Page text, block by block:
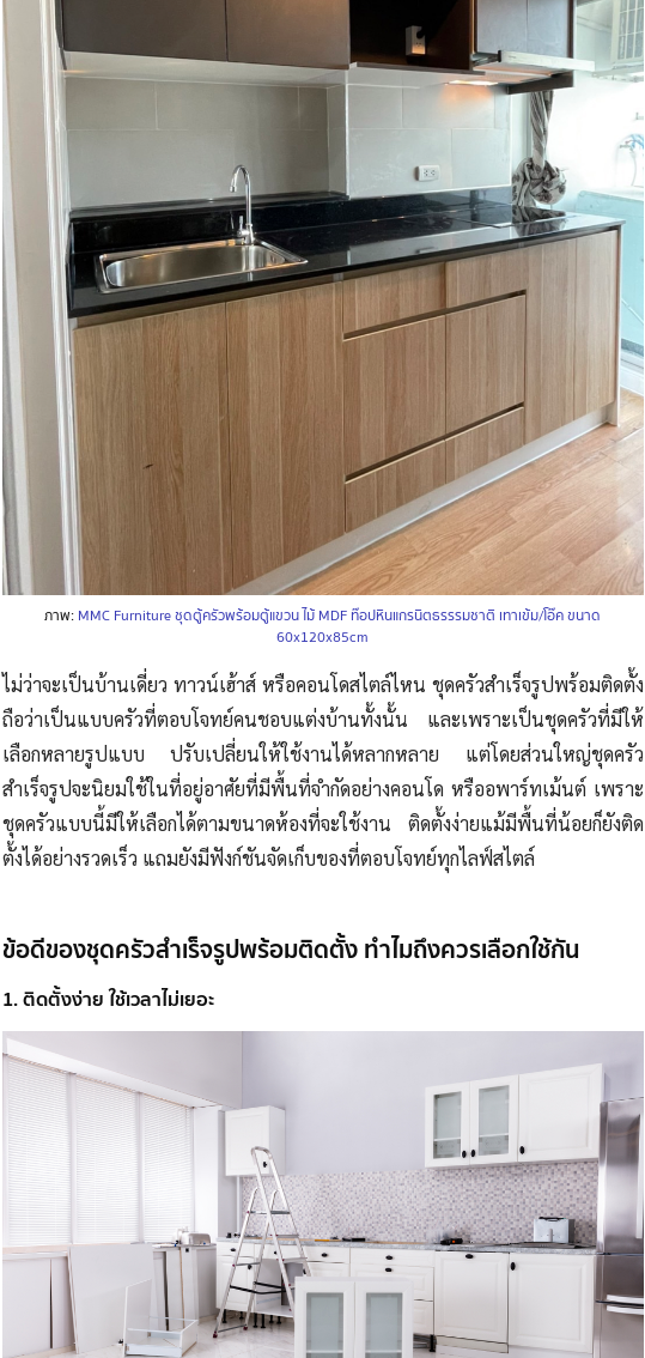
ภาพ: MMC Furniture ชุดตู้ครัวพร้อมตู้แขวน ไม้ MDF ท๊อปหินแกรนิตธรรรมชาติ เทาเข้ม/โอ๊ค ขนาด
60x120x85cm
ไม่ว่าจะเป็นบ้านเดี่ยว ทาวน์เฮ้าส์ หรือคอนโดสไตล์ไหน ชุดครัวสำเร็จรูปพร้อมติดตั้ง
ถือว่าเป็นแบบครัวที่ตอบโจทย์คนชอบแต่งบ้านทั้งนั้น และเพราะเป็นชุดครัวที่มีให้
เลือกหลายรูปแบบ ปรับเปลี่ยนให้ใช้งานได้หลากหลาย แต่โดยส่วนใหญ่ชุดครัว
สำเร็จรูปจะนิยมใช้ในที่อยู่อาศัยที่มีพื้นที่จำกัดอย่างคอนโด หรืออพาร์ทเม้นต์ เพราะ
ชุดครัวแบบนี้มีให้เลือกได้ตามขนาดห้องที่จะใช้งาน ติดตั้งง่ายแม้มีพื้นที่น้อยก็ยังติด
ตั้งได้อย่างรวดเร็ว แถมยังมีฟังก์ชันจัดเก็บของที่ตอบโจทย์ทุกไลฟ์สไตล์
ข้อดีของชุดครัวสําเร็จรูปพร้อมติดตั้ง ทำไมถึงควรเลือกใช้กัน
1. ติดตั้งง่าย ใช้เวลาไม่เยอะ